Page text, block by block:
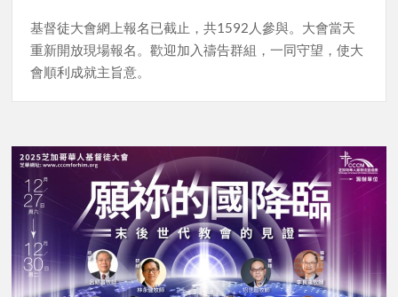
基督徒大會網上報名已截止，共1592人參與。大會當天
重新開放現場報名。歡迎加入禱告群組，一同守望，使大
會順利成就主旨意。